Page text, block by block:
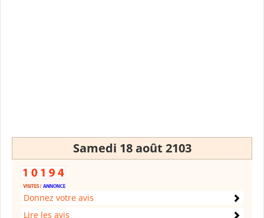
Samedi 18 août 2103
Donnez votre avis
Lire les avis